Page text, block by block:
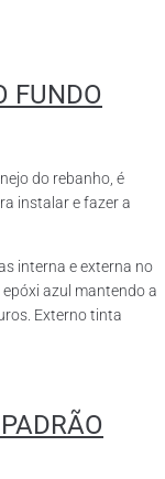
FUNDO
do rebanho, é
instalar e fazer a
interna e externa no
azul mantendo a
Externo tinta